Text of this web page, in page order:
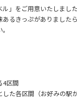
」をご用意いたしました
るきっぷがありましたら
間
各区間（お好みの駅が